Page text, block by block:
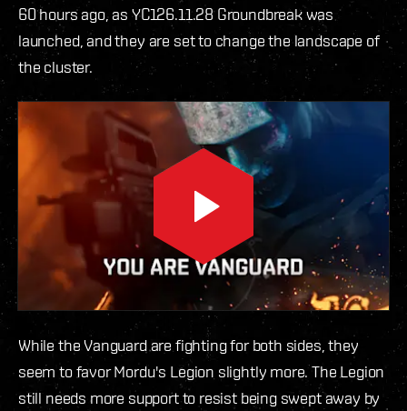
60 hours ago, as YC126.11.28 Groundbreak was
launched, and they are set to change the landscape of
the cluster.
While the Vanguard are fighting for both sides, they
seem to favor Mordu's Legion slightly more. The Legion
still needs more support to resist being swept away by